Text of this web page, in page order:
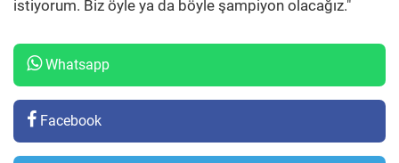
istiyorum. Biz öyle ya da böyle şampiyon olacağız."
Whatsapp
Facebook